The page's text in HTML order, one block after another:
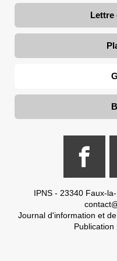
Lettre
IPNS - 23340 Faux-
Journal d'information et
Publication